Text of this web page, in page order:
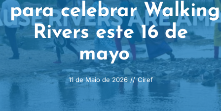
para celebrar Walking
Rivers este 16 de
mayo
11 de Maio de 2026 // Ciref